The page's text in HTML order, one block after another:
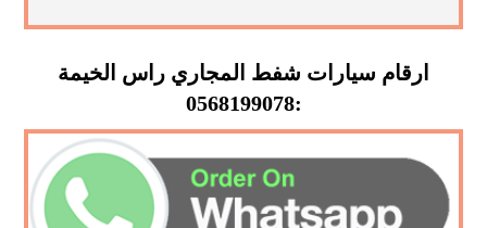
ارقام سيارات شفط المجاري راس الخيمة
:0568199078